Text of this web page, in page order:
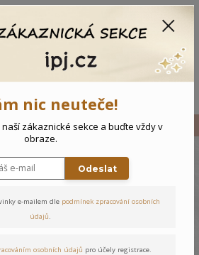
Race
Race
nic neuteče!
zákaznické sekce a buďte vždy v
obraze.
Odeslat
e-mailem dle podmínek zpracování osobních
údajů.
osobních údajů pro účely registrace.